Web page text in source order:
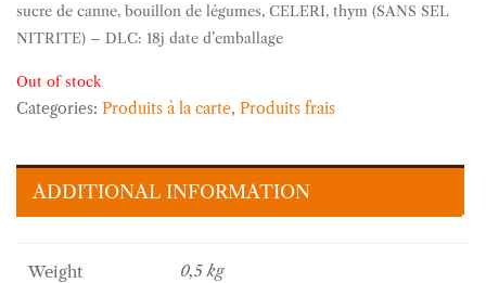
sucre de canne, bouillon de légumes, CELERI, thym (SANS SEL
NITRITE) – DLC: 18j date d’emballage
Out of stock
Categories: Produits à la carte, Produits frais
ADDITIONAL INFORMATION
Weight 0,5 kg